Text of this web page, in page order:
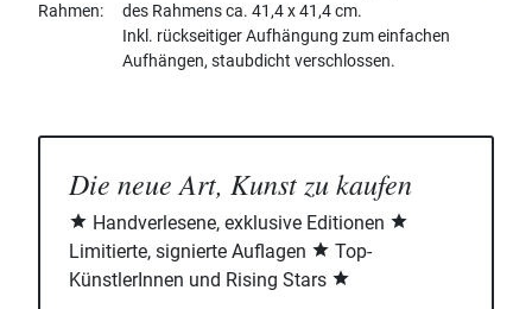
Rahmen
des Rahmens ca. 41,4 x 41,4 cm.
Inkl. rückseitiger Aufhängung zum einfachen
Aufhängen, staubdicht verschlossen.
Die neue Art, Kunst zu kaufen
Handverlesene, exklusive Editionen
Limitierte, signierte Auflagen
Top-
KünstlerInnen und Rising Stars